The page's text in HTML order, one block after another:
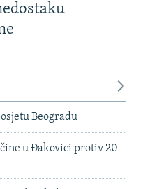
Beogradu
u Đakovici protiv 20